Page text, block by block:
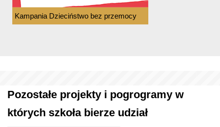
Kampania Dzieciństwo bez przemocy
Pozostałe projekty i pogrogramy w
których szkoła bierze udział